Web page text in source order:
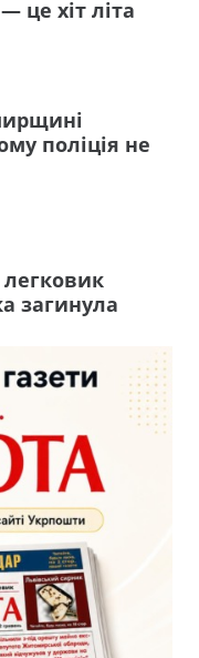
це хіт літа
поліція не
загинула